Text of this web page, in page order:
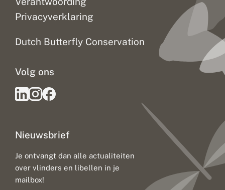
Privacyverklaring
Dutch Butterfly Conservation
Nieuwsbrief
Je ontvangt dan alle actualiteiten
over vlinders en libellen in je
mailbox!
Volg ons